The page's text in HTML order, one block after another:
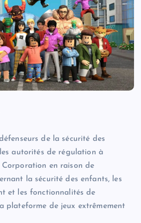
de la sécurité des
autorités de régulation à
en raison de
la sécurité des enfants, les
et les fonctionnalités de
plateforme de jeux extrêmement